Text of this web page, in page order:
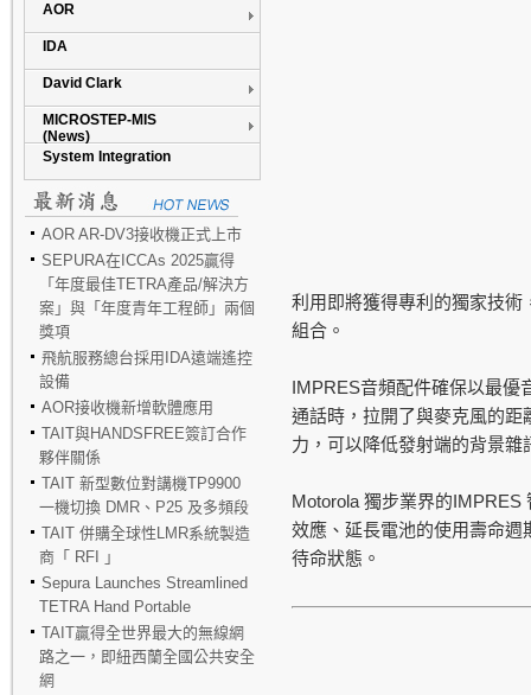
AOR
IDA
David Clark
MICROSTEP-MIS
(News)
System Integration
AOR AR-DV3接收機正式上市
SEPURA在ICCAs 2025贏得
「年度最佳TETRA產品/解決方
案」與「年度青年工程師」兩個
獎項
飛航服務總台採用IDA遠端遙控
設備
AOR接收機新增軟體應用
TAIT與HANDSFREE簽訂合作
夥伴關係
TAIT 新型數位對講機TP9900
一機切換 DMR、P25 及多頻段
TAIT 併購全球性LMR系統製造
商「 RFI 」
Sepura Launches Streamlined
TETRA Hand Portable
TAIT贏得全世界最大的無線網
路之一，即紐西蘭全國公共安全
網
利用即將獲得專利的獨家技術
組合。
IMPRES音頻配件確保以最優
通話時，拉開了與麥克風的距
力，可以降低發射端的背景雜
Motorola獨步業界的IMPRES
效應、延長電池的使用壽命
待命狀態。